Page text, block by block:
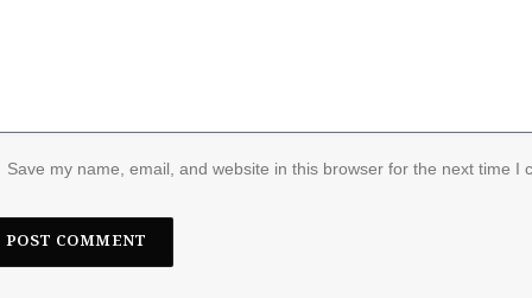
Save my name, email, and website in this browser for the next time I